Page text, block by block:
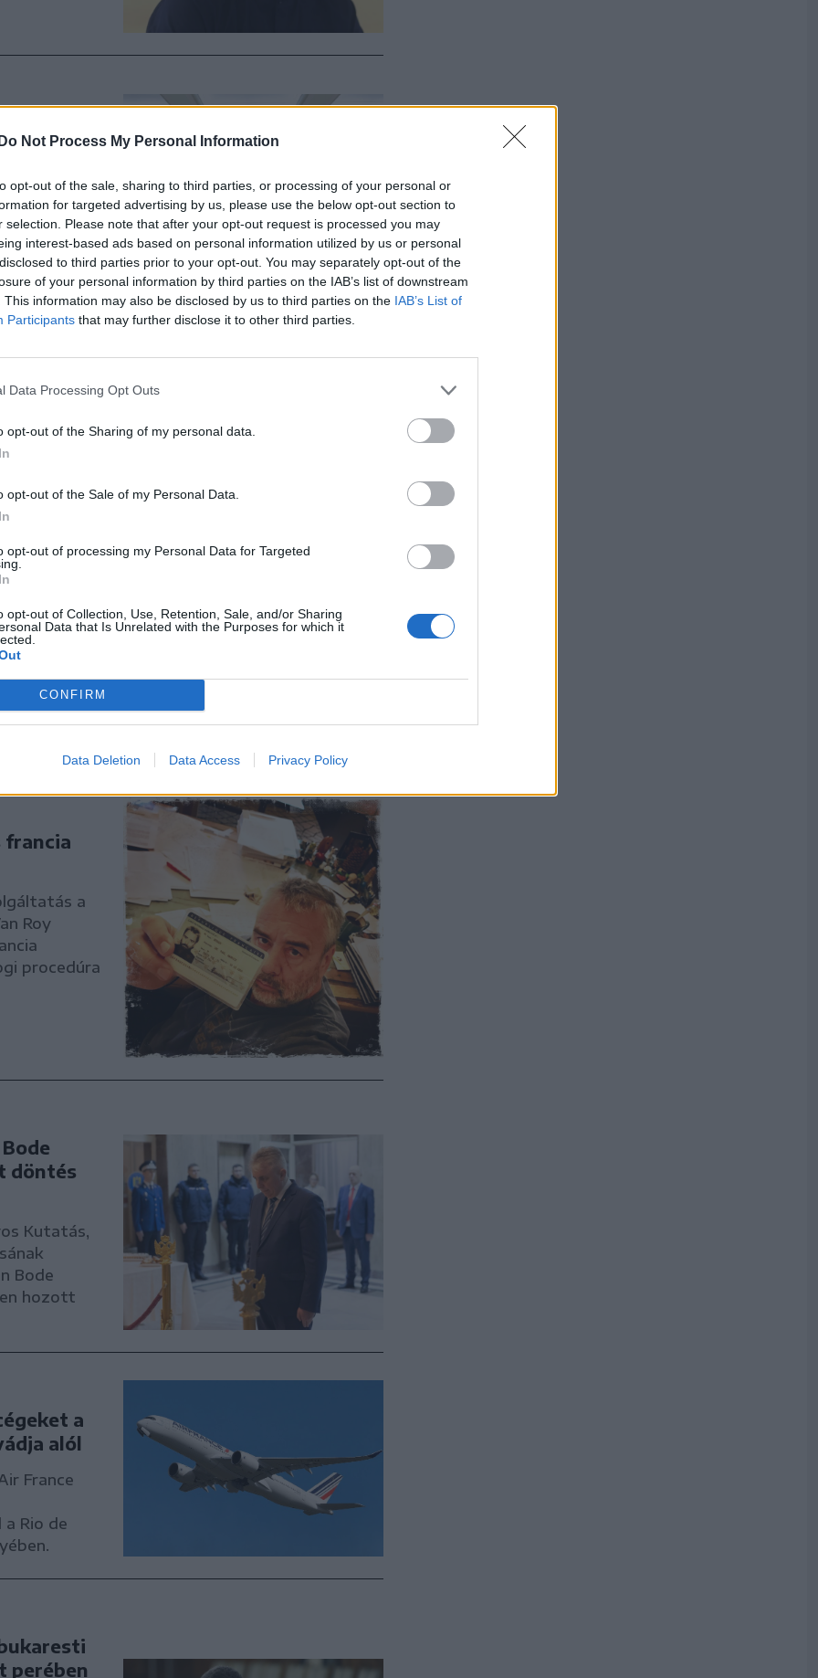
Do Not Process My Personal Information
opt-out of the sale, sharing to third parties, or processing of your personal or
for targeted advertising by us, please use the below opt-out section to
selection. Please note that after your opt-out request is processed you may
interest-based ads based on personal information utilized by us or personal
to third parties prior to your opt-out. You may separately opt-out of the
of your personal information by third parties on the IAB’s list of downstream
This information may also be disclosed by us to third parties on the IAB’s List of
Participants that may further disclose it to other third parties.
Data Processing Opt Outs
opt-out of the Sharing of my personal data.
opt-out of the Sale of my Personal Data.
opt-out of processing my Personal Data for Targeted
opt-out of Collection, Use, Retention, Sale, and/or Sharing
Data that Is Unrelated with the Purposes for which it
CONFIRM
Data Deletion Data Access Privacy Policy
as
Securitate
ben
ban a
alól
a
vezetője,
jogerős.
francia
a
Roy
procedúra
döntés
Kutatás,
Bode
hozott
a
alól
France
Rio de
perében